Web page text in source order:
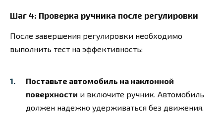
Шаг 4: Проверка ручника после регулировки
После завершения регулировки необходимо
выполнить тест на эффективность:
Поставьте автомобиль на наклонной
поверхности и включите ручник. Автомобиль
должен надежно удерживаться без движения.